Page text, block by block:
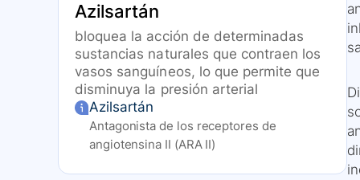
Azilsartán
bloquea la acción de determinadas
sustancias naturales que contraen los
vasos sanguíneos, lo que permite que
disminuya la presión arterial
Azilsartán
Antagonista de los receptores de
angiotensina II (ARA II)